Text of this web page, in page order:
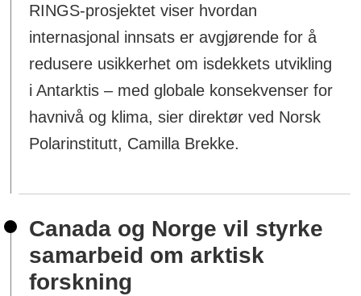
RINGS‑prosjektet viser hvordan
internasjonal innsats er avgjørende for å
redusere usikkerhet om isdekkets utvikling
i Antarktis – med globale konsekvenser for
havnivå og klima, sier direktør ved Norsk
Polarinstitutt, Camilla Brekke.
Canada og Norge vil styrke
samarbeid om arktisk
forskning